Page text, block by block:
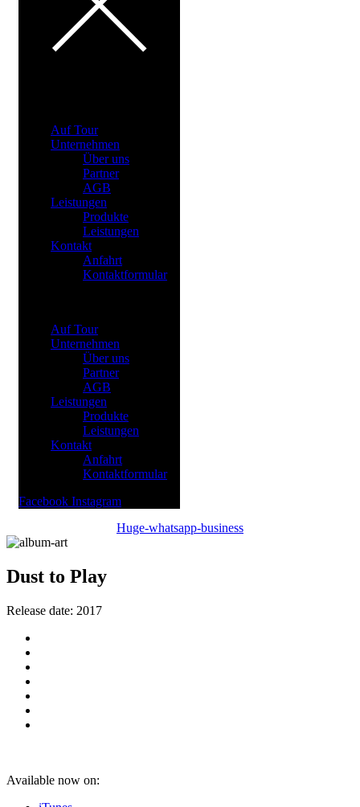
Auf Tour
Unternehmen
Über uns
Partner
AGB
Leistungen
Produkte
Leistungen
Kontakt
Anfahrt
Kontaktformular
Auf Tour
Unternehmen
Über uns
Partner
AGB
Leistungen
Produkte
Leistungen
Kontakt
Anfahrt
Kontaktformular
Facebook Instagram
Huge-whatsapp-business
Dust to Play
Release date: 2017
Available now on: